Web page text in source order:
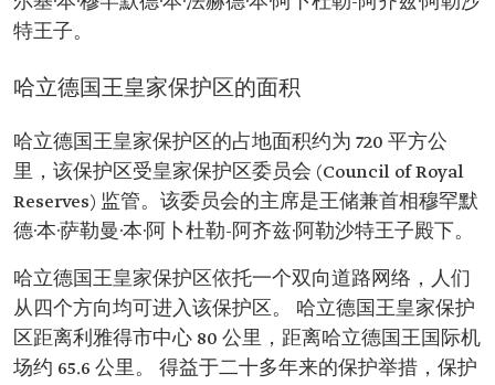
特王子。
哈立德国王皇家保护区的面积
哈立德国王皇家保护区的占地面积约为 720 平方公
里，该保护区受皇家保护区委员会 (Council of Royal
Reserves) 监管。该委员会的主席是王储兼首相穆罕默
德·本·萨勒曼·本·阿卜杜勒-阿齐兹·阿勒沙特王子殿下。
哈立德国王皇家保护区依托一个双向道路网络，人们
从四个方向均可进入该保护区。 哈立德国王皇家保护
区距离利雅得市中心 80 公里，距离哈立德国王国际机
场约 65.6 公里。 得益于二十多年来的保护举措，保护